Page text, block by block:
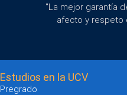
"La mejor garantía
afecto y respeto
Estudios en la UCV
Pregrado